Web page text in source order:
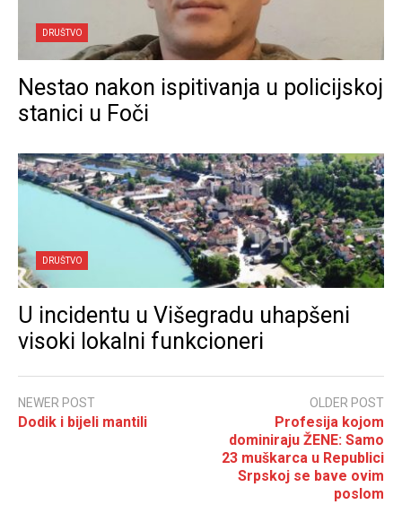
DRUŠTVO
Nestao nakon ispitivanja u policijskoj
stanici u Foči
DRUŠTVO
U incidentu u Višegradu uhapšeni
visoki lokalni funkcioneri
NEWER POST
Dodik i bijeli mantili
OLDER POST
Profesija kojom
dominiraju ŽENE: Samo
23 muškarca u Republici
Srpskoj se bave ovim
poslom